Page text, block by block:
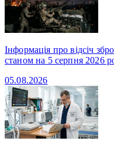
Інформація про відсіч
станом на 5 серпня 2026
05.08.2026